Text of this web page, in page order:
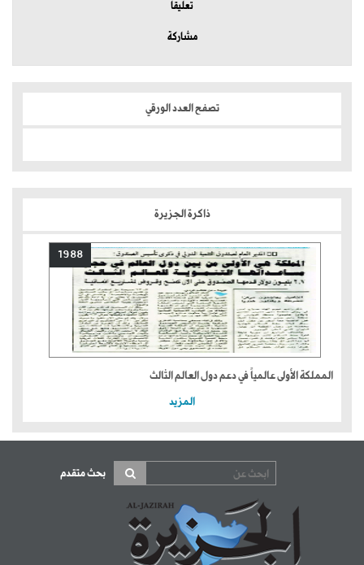
تعليقا
مشاركة
تصفح العدد الورقي
ذاكرة الجزيرة
1988
المملكة الأولى عالمياً في دعم دول العالم الثالث
المزيد
بحث متقدم